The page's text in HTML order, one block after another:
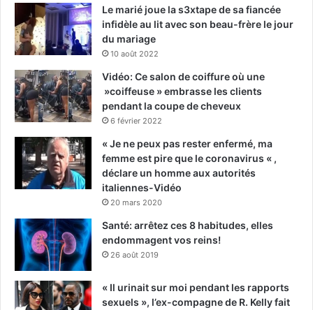
Le marié joue la s3xtape de sa fiancée
infidèle au lit avec son beau-frère le jour
du mariage
10 août 2022
Vidéo: Ce salon de coiffure où une
»coiffeuse » embrasse les clients
pendant la coupe de cheveux
6 février 2022
« Je ne peux pas rester enfermé, ma
femme est pire que le coronavirus « ,
déclare un homme aux autorités
italiennes-Vidéo
20 mars 2020
Santé: arrêtez ces 8 habitudes, elles
endommagent vos reins!
26 août 2019
« Il urinait sur moi pendant les rapports
sexuels », l’ex-compagne de R. Kelly fait